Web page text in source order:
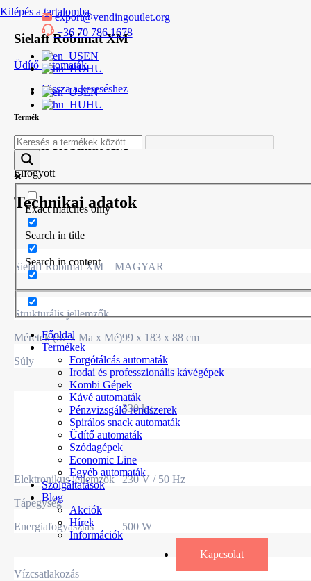
Kilépés a tartalombaexport@vendingoutlet.org
+36 70 786 1678
EN
HU
EN
HU
Exact matches only
Search in title
Search in content
Főoldal
Termékek
Forgótálcás automaták
Irodai és professzionális kávégépek
Kombi Gépek
Kávé automaták
Pénzvizsgáló rendszerek
Spirálos snack automaták
Üdítő automaták
Szódagépek
Economic Line
Egyéb automaták
Szolgáltatások
Blog
Akciók
Hírek
Információk
Kapcsolat
Sielaff Robimat XM
Üdítő automaták
Vissza a kereséshez
Termék
Sielaff Robimat XM
Elfogyott
Technikai adatok
Sielaff Robimat XM – MAGYAR
Strukturális jellemzők
Méretek (Sz x Ma x Mé)99 x 183 x 88 cm
Súly
Elektronikus jellemzők
330 kg
230 V / 50 Hz
Tápegység
Energiafogyasztás
500 W
Vízcsatlakozás